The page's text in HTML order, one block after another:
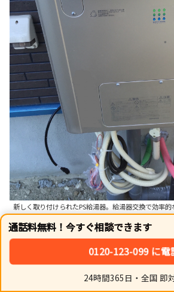
通話料無料！今すぐ相談できます
0120-123-099 に電
24時間365日・全国 即
新しく取り付けられたPS給湯器。給湯器交換で効率
漏洩検査や試運転などの必須工程を徹
的に手戻りを防ぎ、最も確実で早い引
す。作業時の養生や撤去品の速やか
しての基本動作を徹底しています。
シェア トップ